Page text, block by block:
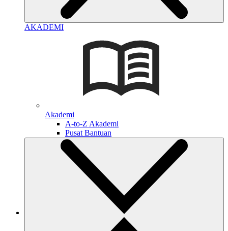
AKADEMI
Akademi
A-to-Z Akademi
Pusat Bantuan